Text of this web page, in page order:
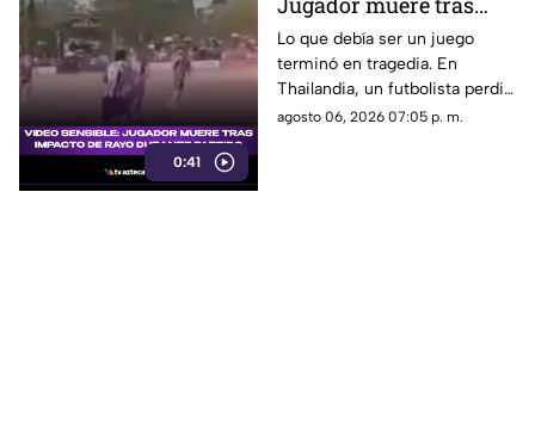
0:41
impacto de rayo
durante partido
Lo que debía ser un juego
terminó en tragedia. En
Thailandia, un futbolista perdió
la vida al ser alcanzado por un
agosto 06, 2026 07:05 p. m.